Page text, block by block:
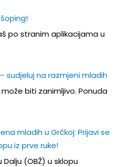
po stranim aplikacijama u
sudjeluj na razmjeni mladih
biti zanimljivo. Ponuda
mladih u Grčkoj: Prijavi se
iz prve ruke!
(OBŽ) u sklopu